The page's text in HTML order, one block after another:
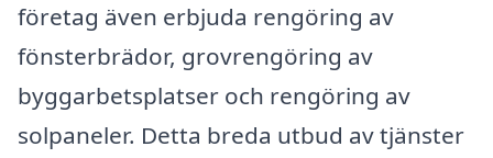
företag även erbjuda rengöring av
fönsterbrädor, grovrengöring av
byggarbetsplatser och rengöring av
solpaneler. Detta breda utbud av tjänster